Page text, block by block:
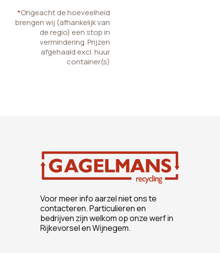
*Ongeacht de hoeveelheid
brengen wij (afhankelijk van
de regio) een stop in
vermindering. Prijzen
afgehaald excl. huur
container(s)
Voor meer info aarzel niet ons te
contacteren. Particulieren en
bedrijven zijn welkom op onze werf in
Rijkevorsel en Wijnegem.